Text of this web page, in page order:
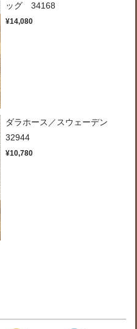
ッグ 34168
¥14,080
ダラホース／スウェーデン
32944
¥10,780